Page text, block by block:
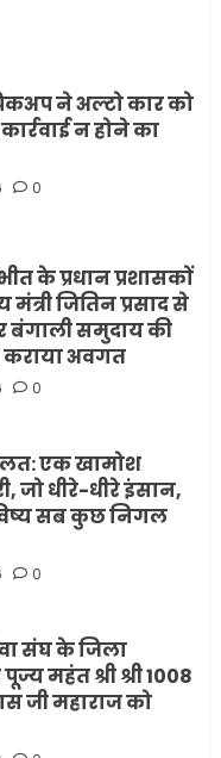
ने अल्टो कार को
न होने का
0
के प्रधान प्रशासकों
मंत्री जितिन प्रसाद से
समुदाय की
अवगत
0
एक खामोश
जो धीरे-धीरे इंसान,
सब कुछ निगल
0
संघ के जिला
महंत श्री श्री 1008
जी महाराज को